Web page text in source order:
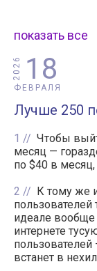
показать все
18
ФЕВРАЛЯ
2026
Лучше 250
1
Чтобы
месяц —
по $40 в
2
К тому же
идеале вообще
интернете
пользователей
встанет в